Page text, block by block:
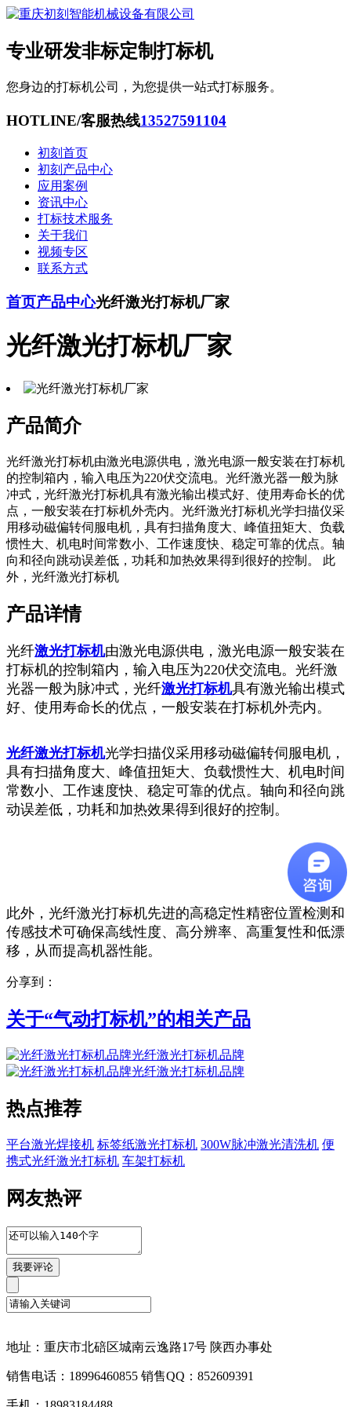
专业研发非标定制打标机
您身边的打标机公司，为您提供一站式打标服务。
HOTLINE/客服热线13527591104
初刻首页
初刻产品中心
应用案例
资讯中心
打标技术服务
关于我们
视频专区
联系方式
首页产品中心光纤激光打标机厂家
光纤激光打标机厂家
产品简介
光纤激光打标机由激光电源供电，激光电源一般安装在打标机
的控制箱内，输入电压为220伏交流电。光纤激光器一般为脉
冲式，光纤激光打标机具有激光输出模式好、使用寿命长的优
点，一般安装在打标机外壳内。光纤激光打标机光学扫描仪采
用移动磁偏转伺服电机，具有扫描角度大、峰值扭矩大、负载
惯性大、机电时间常数小、工作速度快、稳定可靠的优点。轴
向和径向跳动误差低，功耗和加热效果得到很好的控制。 此
外，光纤激光打标机
产品详情
光纤激光打标机由激光电源供电，激光电源一般安装在
打标机的控制箱内，输入电压为220伏交流电。光纤激
光器一般为脉冲式，光纤激光打标机具有激光输出模式
好、使用寿命长的优点，一般安装在打标机外壳内。
光纤激光打标机光学扫描仪采用移动磁偏转伺服电机，
具有扫描角度大、峰值扭矩大、负载惯性大、机电时间
常数小、工作速度快、稳定可靠的优点。轴向和径向跳
动误差低，功耗和加热效果得到很好的控制。
此外，光纤激光打标机先进的高稳定性精密位置检测和
传感技术可确保高线性度、高分辨率、高重复性和低漂
移，从而提高机器性能。
分享到：
关于“气动打标机”的相关产品
光纤激光打标机品牌
光纤激光打标机品牌
热点推荐
平台激光焊接机 标签纸激光打标机 300W脉冲激光清洗机 便
携式光纤激光打标机 车架打标机
网友热评
地址：重庆市北碚区城南云逸路17号 陕西办事处
销售电话：18996460855 销售QQ：852609391